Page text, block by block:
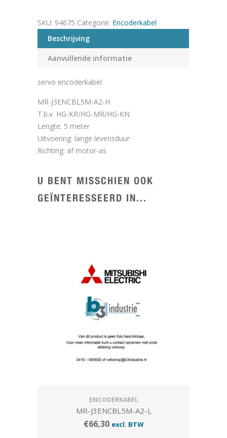
SKU: 94675 Categorie: Encoderkabel
Beschrijving
Aanvullende informatie
servo encoderkabel
MR-J3ENCBL5M-A2-H
T.b.v. HG-KR/HG-MR/HG-KN
Lengte: 5 meter
Uitvoering: lange levensduur
Richting: af motor-as
U BENT MISSCHIEN OOK
GEÏNTERESSEERD IN...
ENCODERKABEL
MR-J3ENCBL5M-A2-L
€66,30 excl. BTW